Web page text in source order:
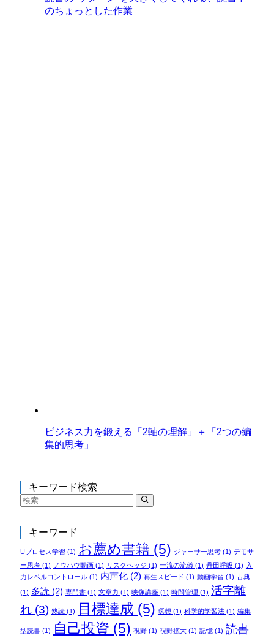
のちょっとした作業
ビジネス力を鍛える「2軸の理解」＋「2つの編
集的思考」
キーワード検索
キーワード
Uプロセス学習 (1) お薦め書籍 (5) ジャーサー思考(1) デモサ
ー思考(1) ノウハウ動画(1) リスクヘッジ (1) 一流の流儀(1) 丹田呼吸 (1) 入
力レベルコントロール(1) 内声化(2) 再生スピード (1) 動画学習 (1) 古典
(1) 多読 (2) 専門書(1) 文章力 (1) 映像講座(1) 時間管理 (1) 活字離
れ(3) 熟読(1) 目標達成 (5) 瞑想 (1) 科学的学習法(1) 編集
型読書(1) 自己投資 (5) 視野(1) 視野拡大(1) 記憶(1) 読書